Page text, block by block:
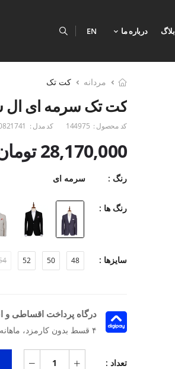
بلاگ درباره ما EN
مردانه کت تک
کت تک سرمه ای ال
کد محصول : 144975 کد مدل :
28,170,000 تومان
رنگ : سرمه ای
رنگ ها :
سایزها : 48
50
52
درگاه پرداخت اقساطی و
۴ قسط بدون کارمزد، ماهانه 7,042,500 تومان
تعداد :